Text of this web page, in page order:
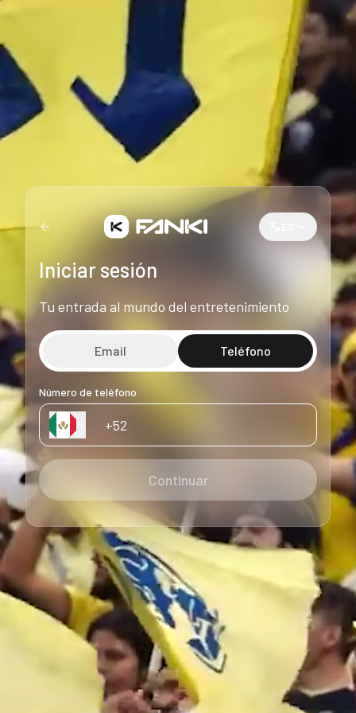
Iniciar sesión
Tu entrada al mundo del entretenimiento
Email Teléfono
Número de teléfono
Continuar